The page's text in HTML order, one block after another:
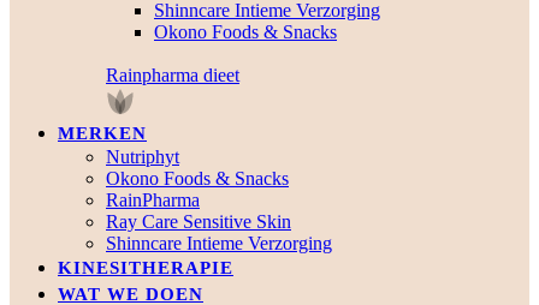
Shinncare Intieme Verzorging
Okono Foods & Snacks
Rainpharma dieet
MERKEN
Nutriphyt
Okono Foods & Snacks
RainPharma
Ray Care Sensitive Skin
Shinncare Intieme Verzorging
KINESITHERAPIE
WAT WE DOEN